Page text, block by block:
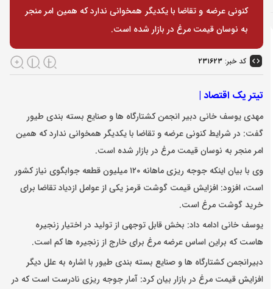
کنونی عرضه و تقاضا با یکدیگر همخوانی ندارد که همین امر منجر
به نوسان قیمت مرغ در بازار شده است.
کد خبر: ۲۳۱۶۲۳
تیتر یک اقتصاد |
مهدی یوسف خانی دبیر انجمن کشتارگاه ها و صنایع بسته بندی طیور
گفت: در شرایط کنونی عرضه و تقاضا با یکدیگر همخوانی ندارد که همین
امر منجر به نوسان قیمت مرغ در بازار شده است.
وی با بیان اینکه جوجه ریزی ماهانه ۱۲۰ میلیون قطعه جوابگوی نیاز کشور
است، افزود: افزایش قیمت گوشت قرمز یکی از عوامل ازدیاد تقاضا برای
خرید گوشت مرغ است.
یوسف خانی ادامه داد: بخش قابل توجهی از تولید در اختیار زنجیره
هاست که براین اساس عرضه مرغ برای خارج از زنجیره ها کم است.
دبیرانجمن کشتارگاه ها و صنایع بسته بندی طیور با اشاره به علل دیگر
افزایش قیمت مرغ در بازار بیان کرد: آمار جوجه ریزی نادرست است که در